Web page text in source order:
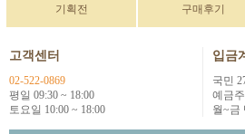
기획전 구매후기
고객센터
02-522-0869
평일 09:30 ~ 18:00
토요일 10:00 ~ 18:00
입금
국민
예금
월~금